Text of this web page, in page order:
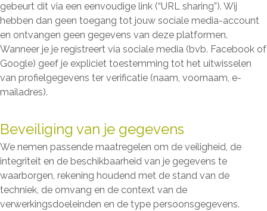
gebeurt dit via een eenvoudige link (“URL sharing”). Wij
hebben dan geen toegang tot jouw sociale media-account
en ontvangen geen gegevens van deze platformen.
Wanneer je je registreert via sociale media (bvb. Facebook of
Google) geef je expliciet toestemming tot het uitwisselen
van profielgegevens ter verificatie (naam, voornaam, e-
mailadres).
Beveiliging van je gegevens
We nemen passende maatregelen om de veiligheid, de
integriteit en de beschikbaarheid van je gegevens te
waarborgen, rekening houdend met de stand van de
techniek, de omvang en de context van de
verwerkingsdoeleinden en de type persoonsgegevens.